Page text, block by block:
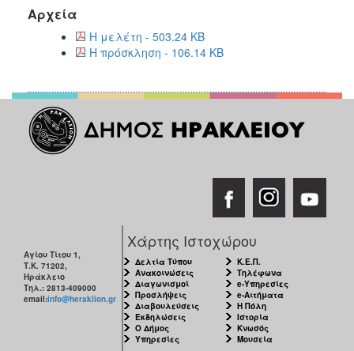
ΗΡΑΚΛΕΙΟ
Αρχεία
Η μελέτη - 503.24 KB
Η πρόσκληση - 106.14 KB
Αγίου Τίτου 1,
Τ.Κ. 71202,
Ηράκλειο
Τηλ.: 2813-409000
email:info@heraklion.gr
Χάρτης Ιστοχώρου
Δελτία Τύπου
Ανακοινώσεις
Διαγωνισμοί
Προσλήψεις
Διαβουλεύσεις
Εκδηλώσεις
Ο Δήμος
Υπηρεσίες
Κ.Ε.Π.
Τηλέφωνα
e-Υπηρεσίες
e-Αιτήματα
Η Πόλη
Ιστορία
Κνωσός
Μουσεία